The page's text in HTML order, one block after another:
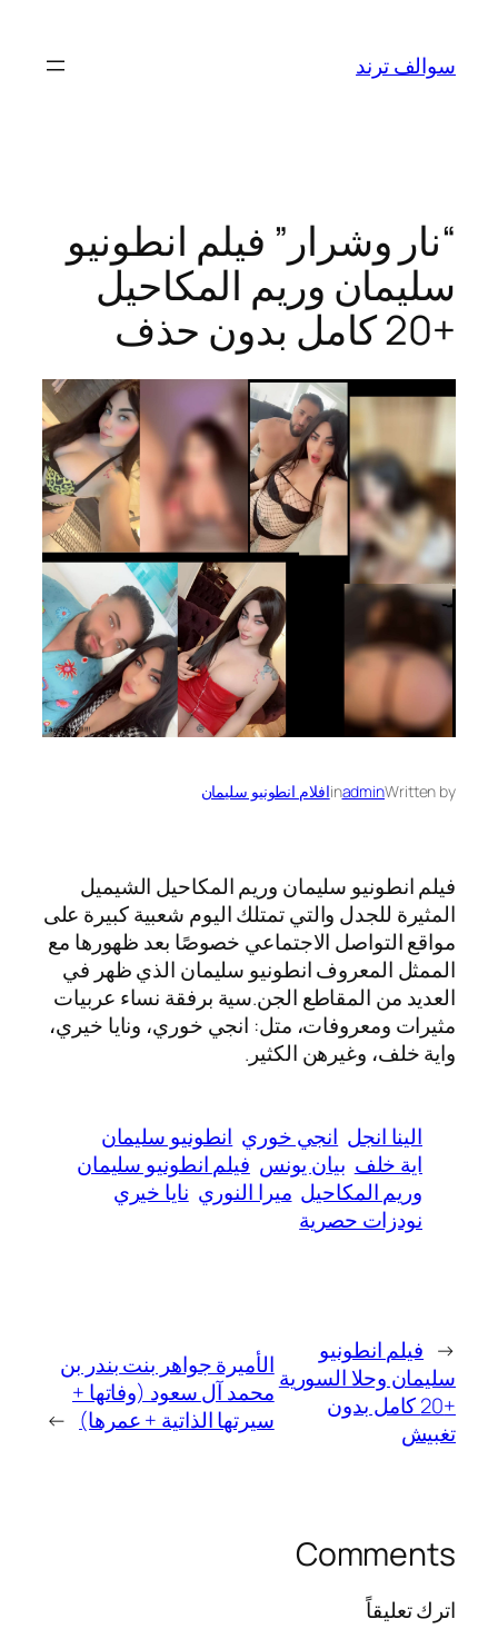
المحتوى
سوالف ترند
“نار وشرار” فيلم انطونيو
سليمان وريم المكاحيل
+20 كامل بدون حذف
Written by
admin
inافلام انطونيو سليمان
فيلم انطونيو سليمان وريم المكاحيل الشيميل
المثيرة للجدل والتي تمتلك اليوم شعبية كبيرة على
مواقع التواصل الاجتماعي خصوصًا بعد ظهورها مع
الممثل المعروف انطونيو سليمان الذي ظهر في
العديد من المقاطع الجن.سية برفقة نساء عربيات
مثيرات ومعروفات، متل: انجي خوري، ونايا خيري،
واية خلف، وغيرهن الكثير.
الينا انجل انجي خوري انطونيو سليمان
اية خلف بيان يونس فيلم انطونيو سليمان
وريم المكاحيل ميرا النوري نايا خيري
نودزات حصرية
← فيلم انطونيو
سليمان وحلا السورية
+20 كامل بدون
تغبيش
الأميرة جواهر بنت بندر بن
محمد آل سعود (وفاتها +
سيرتها الذاتية + عمرها) →
Comments
اترك تعليقاً